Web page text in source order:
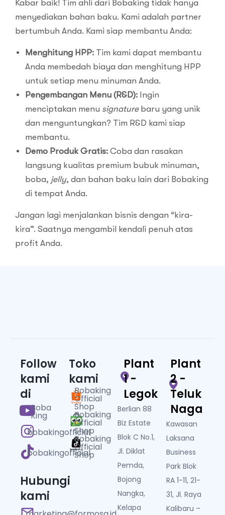
Kabar baik! Tim ahli dari Bobaking tidak hanya
menyediakan bahan baku. Kami adalah partner
bertumbuh Anda. Kami siap membantu Anda:
Menghitung HPP: Tim kami dapat membantu
Anda membedah biaya dan menghitung HPP
untuk setiap menu minuman Anda.
Pengembangan Menu (R&D): Ingin
menciptakan menu signaturebaru yang unik
dan menguntungkan? Tim R&D kami siap
membantu.
Demo Produk Gratis: Coba dan rasakan
langsung kualitas premium bubuk minuman,
boba, jelly, dan bahan baku lain dari Bobaking
di tempat Anda.
Jangan lagi menjalankan bisnis dengan “kira-
kira”. Saatnya mengambil kendali penuh atas
profit Anda.
Follow
kami
di
Boba
King
bobakingofficial
bobakingofficial
Hubungi
kami
Toko
kami
Bobaking
Official
Shop
Bobaking
Official
Shop
Bobaking
Official
Shop
Plant
1 -
Legok
Berlian 88
Biz Estate
Blok C No.1,
Jl. Diklat
Pemda,
Bojong
Nangka,
Kelapa
Plant
2 -
Teluk
Naga
Kawasan
Laksana
Business
Park Blok
RA 1-11, 21-
31, Jl. Raya
Kalibaru –